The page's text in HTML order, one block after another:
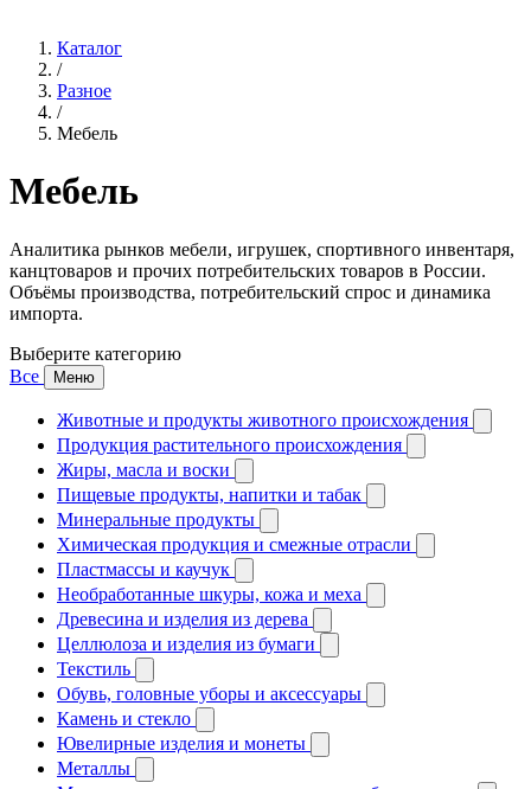
Каталог
/
Разное
/
Мебель
Мебель
Аналитика рынков мебели, игрушек, спортивного инвентаря,
канцтоваров и прочих потребительских товаров в России.
Объёмы производства, потребительский спрос и динамика
импорта.
Выберите категорию
Все
Меню
Животные и продукты животного происхождения
Продукция растительного происхождения
Жиры, масла и воски
Пищевые продукты, напитки и табак
Минеральные продукты
Химическая продукция и смежные отрасли
Пластмассы и каучук
Необработанные шкуры, кожа и меха
Древесина и изделия из дерева
Целлюлоза и изделия из бумаги
Текстиль
Обувь, головные уборы и аксессуары
Камень и стекло
Ювелирные изделия и монеты
Металлы